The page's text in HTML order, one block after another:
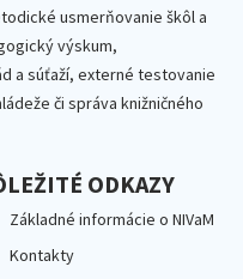
usmerňovanie škôl a
výskum,
a súťaží, externé testovanie
či správa knižničného
ODKAZY
Základné informácie o NIVaM
Kontakty